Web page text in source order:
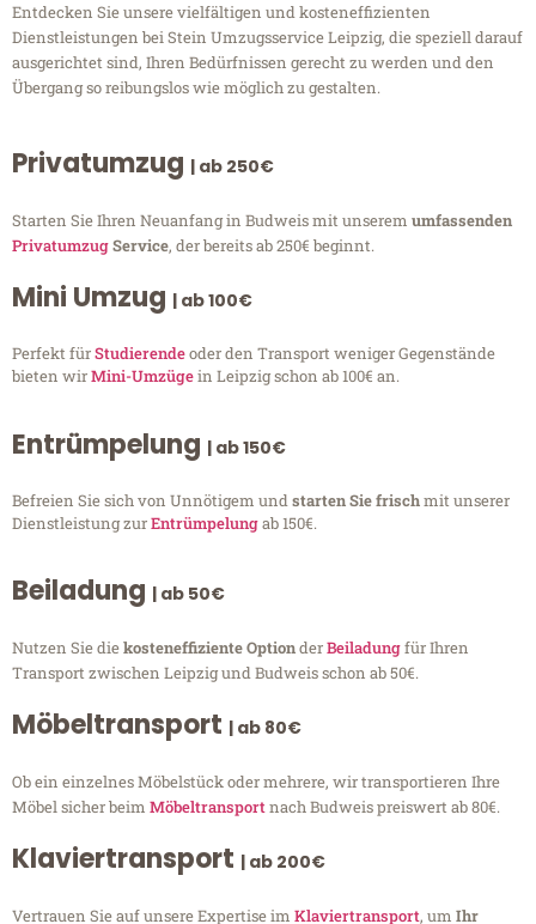
Entdecken Sie unsere vielfältigen und kosteneffizienten
Dienstleistungen bei Stein Umzugsservice Leipzig, die speziell darauf
ausgerichtet sind, Ihren Bedürfnissen gerecht zu werden und den
Übergang so reibungslos wie möglich zu gestalten.
Privatumzug | ab 250€
Starten Sie Ihren Neuanfang in Budweis mit unserem umfassenden
PrivatumzugService, der bereits ab 250€ beginnt.
Mini Umzug | ab 100€
Perfekt fürStudierendeoder den Transport weniger Gegenstände
bieten wirMini-Umzügein Leipzig schon ab 100€ an.
Entrümpelung | ab 150€
Befreien Sie sich von Unnötigem undstarten Sie frischmit unserer
Dienstleistung zurEntrümpelungab 150€.
Beiladung | ab 50€
Nutzen Sie diekosteneffiziente OptionderBeiladungfür Ihren
Transport zwischen Leipzig und Budweis schon ab 50€.
Möbeltransport | ab 80€
Ob ein einzelnes Möbelstück oder mehrere, wir transportieren Ihre
Möbel sicher beim Möbeltransportnach Budweis preiswert ab 80€.
Klaviertransport | ab 200€
Vertrauen Sie auf unsere Expertise im Klaviertransport, um Ihr